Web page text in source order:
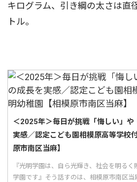
キログラム、引き綱の太さは直
トル。
＜2025年＞毎日が挑戦「悔しい」や
実感／認定こども園相模原高等学校
原市南区当麻】
『光明学園は、自ら光輝き、社会を明る
学園です』そう話すのは、相模原市南区当